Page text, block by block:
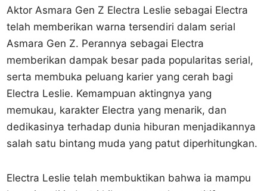
Aktor Asmara Gen Z Electra Leslie sebagai Electra
telah memberikan warna tersendiri dalam serial
Asmara Gen Z. Perannya sebagai Electra
memberikan dampak besar pada popularitas serial,
serta membuka peluang karier yang cerah bagi
Electra Leslie. Kemampuan aktingnya yang
memukau, karakter Electra yang menarik, dan
dedikasinya terhadap dunia hiburan menjadikannya
salah satu bintang muda yang patut diperhitungkan.
Electra Leslie telah membuktikan bahwa ia mampu